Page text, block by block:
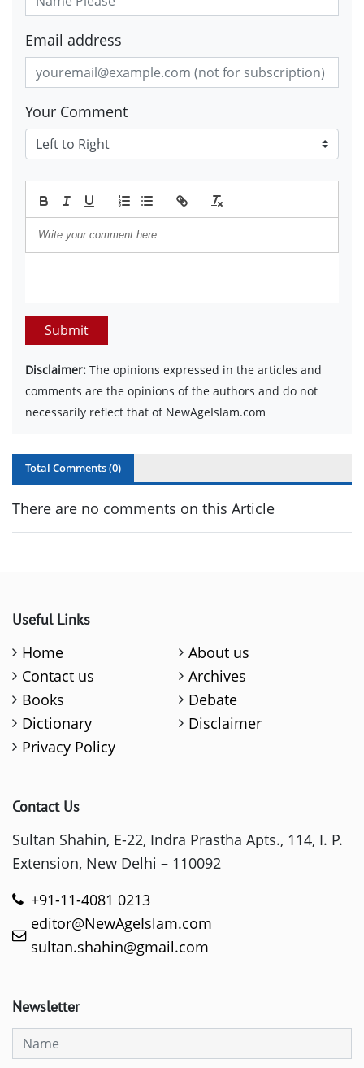
Email address
Your Comment
Submit
Disclaimer: The opinions expressed in the articles and
comments are the opinions of the authors and do not
necessarily reflect that of NewAgeIslam.com
Total Comments (0)
There are no comments on this Article
Useful Links
Home
About us
Contact us
Archives
Books
Debate
Dictionary
Disclaimer
Privacy Policy
Contact Us
Sultan Shahin, E-22, Indra Prastha Apts., 114, I. P.
Extension, New Delhi – 110092
+91-11-4081 0213
editor@NewAgeIslam.com
sultan.shahin@gmail.com
Newsletter